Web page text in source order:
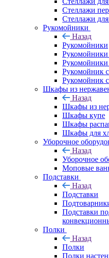
Стеллажи
Стеллажи
Рукомойники
Назад
Рукомойники
Рукомойник
Рукомойник
Шкафы из
Назад
Шкафы из
Шкафы купе
Шкафы
Шкафы для
Уборочное
Назад
Уборочное
Моповые
Подставки
Назад
Подставки
Подставки
Полки
Назад
Полки
Полки